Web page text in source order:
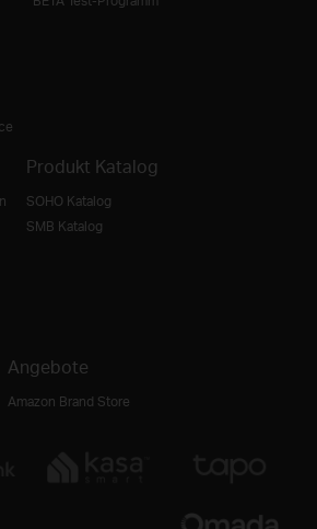
Produkt Katalog
SOHO Katalog
SMB Katalog
Angebote
Amazon Brand Store